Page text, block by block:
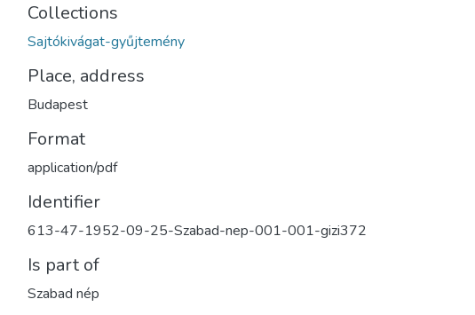
Collections
Sajtókivágat-gyűjtemény
Place, address
Budapest
Format
application/pdf
Identifier
613-47-1952-09-25-Szabad-nep-001-001-gizi372
Is part of
Szabad nép